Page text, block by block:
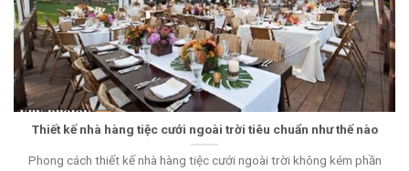
Thiết kế nhà hàng tiệc cưới ngoài trời tiêu chuẩn như thế nào
Phong cách thiết kế nhà hàng tiệc cưới ngoài trời không kém phần